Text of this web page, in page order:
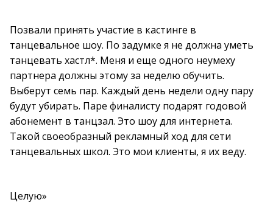
Позвали принять участие в кастинге в
танцевальное шоу. По задумке я не должна уметь
танцевать хастл*. Меня и еще одного неумеху
партнера должны этому за неделю обучить.
Выберут семь пар. Каждый день недели одну пару
будут убирать. Паре финалисту подарят годовой
абонемент в танцзал. Это шоу для интернета.
Такой своеобразный рекламный ход для сети
танцевальных школ. Это мои клиенты, я их веду.
Целую»